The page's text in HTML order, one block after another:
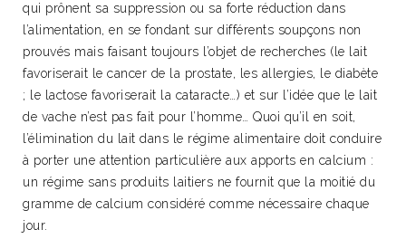
qui prônent sa suppression ou sa forte réduction dans
l’alimentation, en se fondant sur différents soupçons non
prouvés mais faisant toujours l’objet de recherches (le lait
favoriserait le cancer de la prostate, les allergies, le diabète
; le lactose favoriserait la cataracte…) et sur l’idée que le lait
de vache n’est pas fait pour l’homme… Quoi qu’il en soit,
l’élimination du lait dans le régime alimentaire doit conduire
à porter une attention particulière aux apports en calcium :
un régime sans produits laitiers ne fournit que la moitié du
gramme de calcium considéré comme nécessaire chaque
jour.